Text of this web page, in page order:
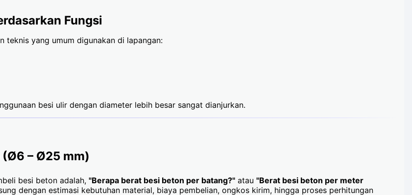
Fungsi
teknis yang umum digunakan di lapangan:
besi ulir dengan diameter lebih besar sangat dianjurkan.
– Ø25 mm)
besi beton adalah, "Berapa berat besi beton per batang?" atau "Berat besi beton per meter
dengan estimasi kebutuhan material, biaya pembelian, ongkos kirim, hingga proses perhitungan